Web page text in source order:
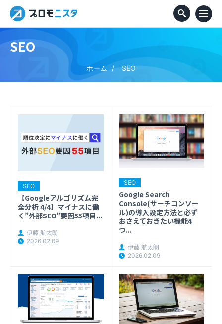
SEO
ホーム SEO
SEO
【Googleアルゴリズム完
全分析 4/4】マイナスに働
く”外部SEO”要因55項目...
伊藤 航太朗
2026.02.09
SEO
Google Search
Console(サーチコンソー
ル)の導入設定方法と必ず
おさえておきたい機能4
つ...
伊藤 航太朗
2026.02.09